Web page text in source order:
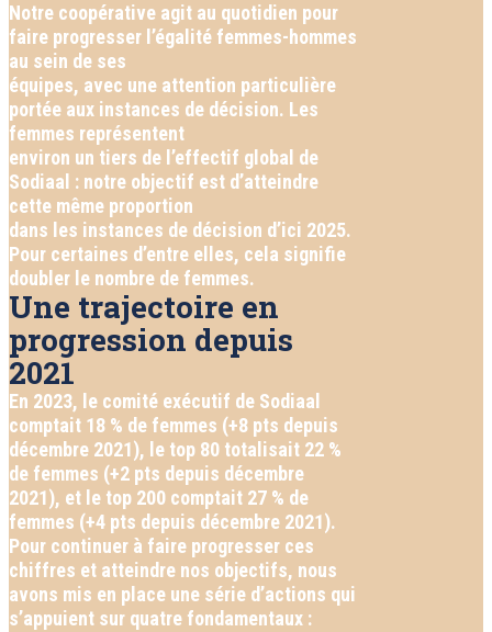
Notre coopérative agit au quotidien pour
faire progresser l’égalité femmes-hommes
au sein de ses
équipes, avec une attention particulière
portée aux instances de décision. Les
femmes représentent
environ un tiers de l’effectif global de
Sodiaal : notre objectif est d’atteindre
cette même proportion
dans les instances de décision d’ici 2025.
Pour certaines d’entre elles, cela signifie
doubler le nombre de femmes.
Une trajectoire en
progression depuis
2021
En 2023, le comité exécutif de Sodiaal
comptait 18 % de femmes (+8 pts depuis
décembre 2021), le top 80 totalisait 22 %
de femmes (+2 pts depuis décembre
2021), et le top 200 comptait 27 % de
femmes (+4 pts depuis décembre 2021).
Pour continuer à faire progresser ces
chiffres et atteindre nos objectifs, nous
avons mis en place une série d’actions qui
s’appuient sur quatre fondamentaux :